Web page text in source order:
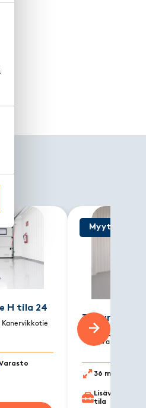
H tila 24
| Kanervikkotie
Myytävänä
Tikkurilan
Tikkurilan
2, Vantaa
36 m²
Lisävarusteltu
tila
Next slide